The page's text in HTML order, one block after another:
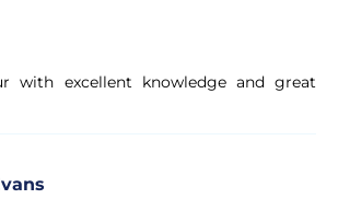
with excellent knowledge and great